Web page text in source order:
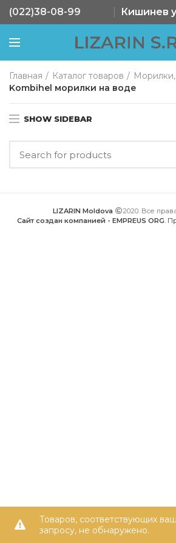
(022)38-08-99 Кишинев
Главная Каталог товаров
Kombihel морилки на воде
SHOW SIDEBAR
Товаров, соответствующих
запросу, не обнаружено.
LIZARIN Moldova
2020. Все
Сайт создан компанией - EMPREUS ORG.